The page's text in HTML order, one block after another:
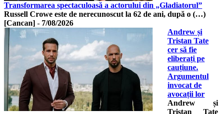
Transformarea spectaculoasă a actorului din „Gladiatorul”
Russell Crowe este de nerecunoscut la 62 de ani, după o (…)
[Cancan] - 7/08/2026
Andrew și
Tristan Tate
cer să fie
eliberați pe
cauțiune.
Argumentul
invocat de
avocații lor
Andrew și
Tristan Tate